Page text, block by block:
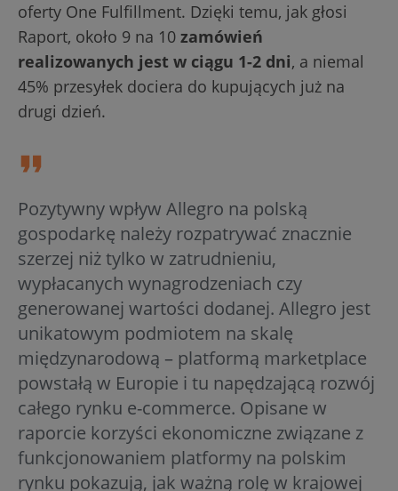
oferty One Fulfillment. Dzięki temu, jak głosi
Raport, około 9 na 10 zamówień
realizowanych jest w ciągu 1-2 dni, a niemal
45% przesyłek dociera do kupujących już na
drugi dzień.
Pozytywny wpływ Allegro na polską
gospodarkę należy rozpatrywać znacznie
szerzej niż tylko w zatrudnieniu,
wypłacanych wynagrodzeniach czy
generowanej wartości dodanej. Allegro jest
unikatowym podmiotem na skalę
międzynarodową – platformą marketplace
powstałą w Europie i tu napędzającą rozwój
całego rynku e-commerce. Opisane w
raporcie korzyści ekonomiczne związane z
funkcjonowaniem platformy na polskim
rynku pokazują, jak ważną rolę w krajowej